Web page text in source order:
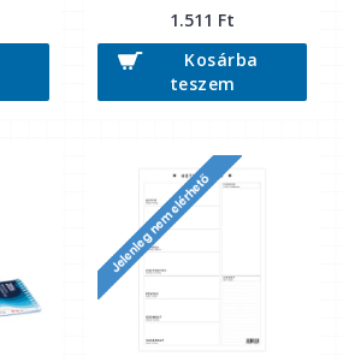
1.511 Ft
Kosárba
teszem